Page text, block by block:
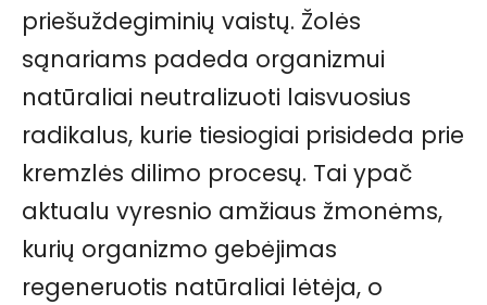
priešuždegiminių vaistų. Žolės
sąnariams padeda organizmui
natūraliai neutralizuoti laisvuosius
radikalus, kurie tiesiogiai prisideda prie
kremzlės dilimo procesų. Tai ypač
aktualu vyresnio amžiaus žmonėms,
kurių organizmo gebėjimas
regeneruotis natūraliai lėtėja, o